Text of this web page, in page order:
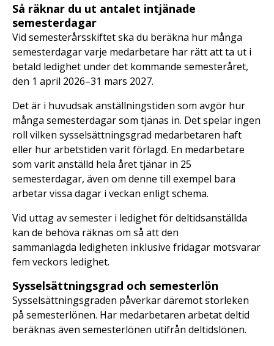
Så räknar du ut antalet intjänade
semesterdagar
Vid semesterårsskiftet ska du beräkna hur många
semesterdagar varje medarbetare har rätt att ta ut i
betald ledighet under det kommande semesteråret,
den 1 april 2026–31 mars 2027.
Det är i huvudsak anställningstiden som avgör hur
många semesterdagar som tjänas in. Det spelar ingen
roll vilken sysselsättningsgrad medarbetaren haft
eller hur arbetstiden varit förlagd. En medarbetare
som varit anställd hela året tjänar in 25
semesterdagar, även om denne till exempel bara
arbetar vissa dagar i veckan enligt schema.
Vid uttag av semester i ledighet för deltidsanställda
kan de behöva räknas om så att den
sammanlagda ledigheten inklusive fridagar motsvarar
fem veckors ledighet.
Sysselsättningsgrad och semesterlön
Sysselsättningsgraden påverkar däremot storleken
på semesterlönen. Har medarbetaren arbetat deltid
beräknas även semesterlönen utifrån deltidslönen.